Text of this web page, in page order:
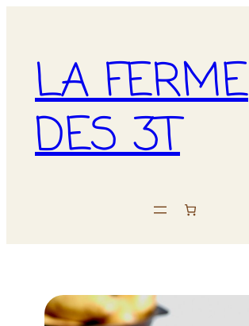
LA FERME
DES 3T